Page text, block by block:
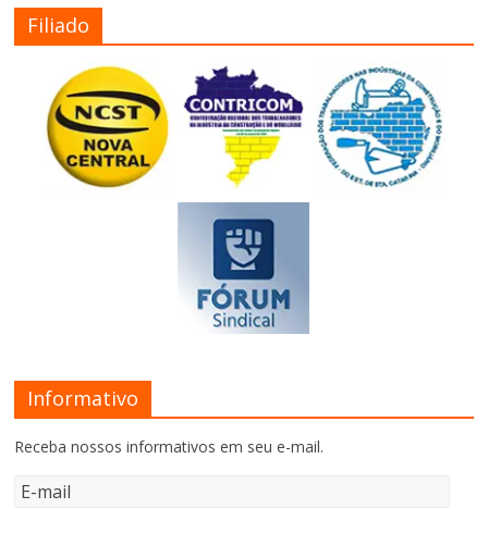
Filiado
Informativo
Receba nossos informativos em seu e-mail.